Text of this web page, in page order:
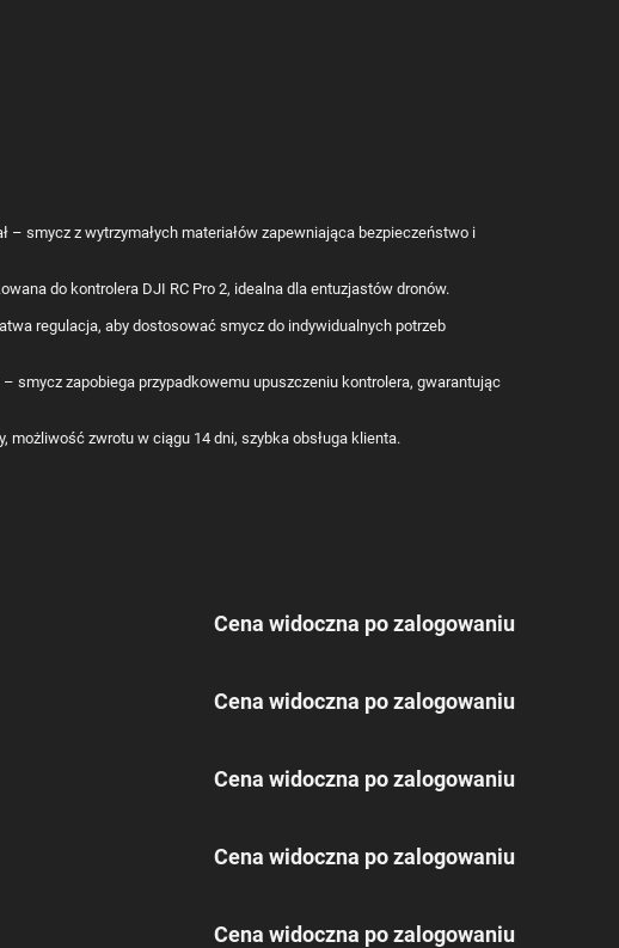
– smycz z wytrzymałych materiałów zapewniająca bezpieczeństwo i
do kontrolera DJI RC Pro 2, idealna dla entuzjastów dronów.
regulacja, aby dostosować smycz do indywidualnych potrzeb
smycz zapobiega przypadkowemu upuszczeniu kontrolera, gwarantując
możliwość zwrotu w ciągu 14 dni, szybka obsługa klienta.
Cena widoczna po zalogowaniu
Cena widoczna po zalogowaniu
Cena widoczna po zalogowaniu
Cena widoczna po zalogowaniu
Cena widoczna po zalogowaniu